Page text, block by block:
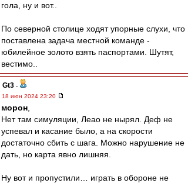
гола, ну и вот..
По северной столице ходят упорные слухи, что
поставлена задача местной команде -
юбилейное золото взять паспортами. Шутят,
вестимо..
Gt3 -
18 июн 2024 23:20
морон
Нет там симуляции, Леао не нырял. Деф не
успевал и касание было, а на скорости
достаточно сбить с шага. Можно нарушение не
дать, но карта явно лишняя.
Ну вот и пропустили… играть в обороне не